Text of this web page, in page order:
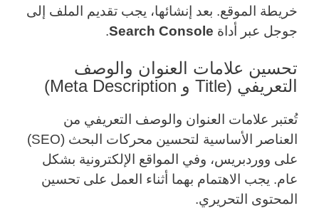
خريطة الموقع. بعد إنشائها، يجب تقديم الملف إلى
جوجل عبر أداة Search Console
.
تحسين علامات العنوان والوصف
التعريفي (Title و Meta Description)
تُعتبر علامات العنوان والوصف التعريفي من
العناصر الأساسية لتحسين محركات البحث (SEO)
على ووردبريس، وفي المواقع الإلكترونية بشكل
عام. يجب الاهتمام بهما أثناء العمل على تحسين
المحتوى التحريري.